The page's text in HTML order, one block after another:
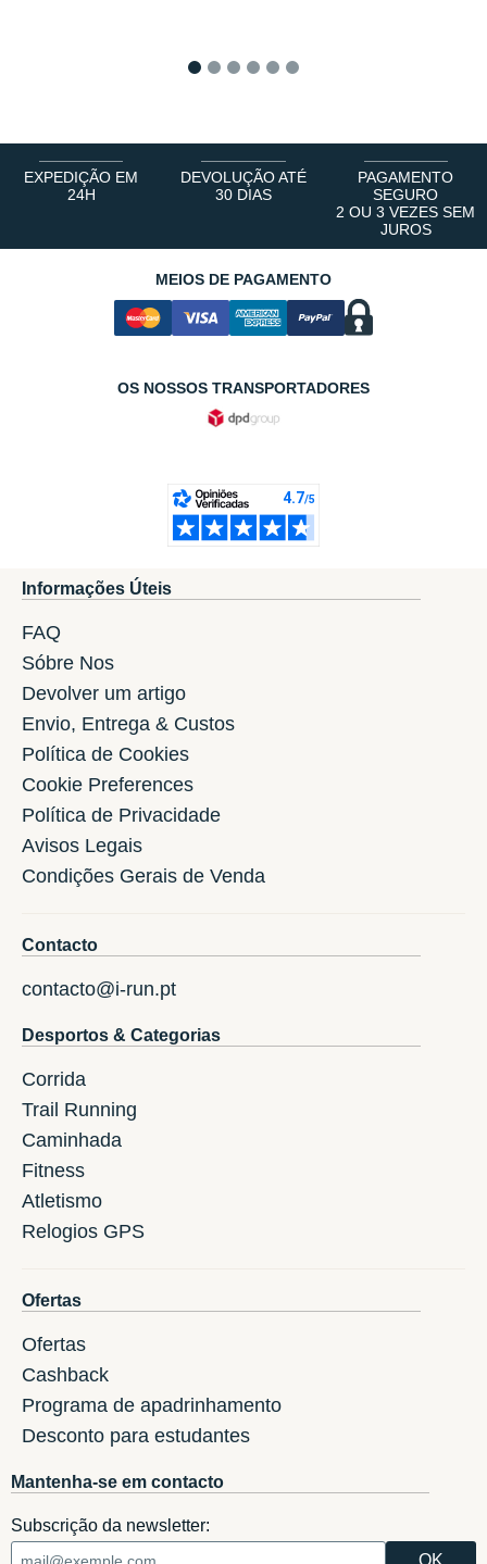
EXPEDIÇÃO EM
24H
DEVOLUÇÃO ATÉ
30 DIAS
PAGAMENTO
SEGURO
2 OU 3 VEZES SEM
JUROS
MEIOS DE PAGAMENTO
OS NOSSOS TRANSPORTADORES
Informações Úteis
FAQ
Sóbre Nos
Devolver um artigo
Envio, Entrega & Custos
Política de Cookies
Cookie Preferences
Política de Privacidade
Avisos Legais
Condições Gerais de Venda
Contacto
contacto@i-run.pt
Desportos & Categorias
Corrida
Trail Running
Caminhada
Fitness
Atletismo
Relogios GPS
Ofertas
Ofertas
Cashback
Programa de apadrinhamento
Desconto para estudantes
Mantenha-se em contacto
Subscrição da newsletter: